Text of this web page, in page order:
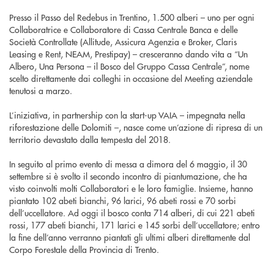
Presso il Passo del Redebus in Trentino, 1.500 alberi – uno per ogni
Collaboratrice e Collaboratore di Cassa Centrale Banca e delle
Società Controllate (Allitude, Assicura Agenzia e Broker, Claris
Leasing e Rent, NEAM, Prestipay) – cresceranno dando vita a “Un
Albero, Una Persona – il Bosco del Gruppo Cassa Centrale”, nome
scelto direttamente dai colleghi in occasione del Meeting aziendale
tenutosi a marzo.
L’iniziativa, in partnership con la start-up VAIA – impegnata nella
riforestazione delle Dolomiti –, nasce come un’azione di ripresa di un
territorio devastato dalla tempesta del 2018.
In seguito al primo evento di messa a dimora del 6 maggio, il 30
settembre si è svolto il secondo incontro di piantumazione, che ha
visto coinvolti molti Collaboratori e le loro famiglie. Insieme, hanno
piantato 102 abeti bianchi, 96 larici, 96 abeti rossi e 70 sorbi
dell’uccellatore. Ad oggi il bosco conta 714 alberi, di cui 221 abeti
rossi, 177 abeti bianchi, 171 larici e 145 sorbi dell’uccellatore; entro
la fine dell’anno verranno piantati gli ultimi alberi direttamente dal
Corpo Forestale della Provincia di Trento.